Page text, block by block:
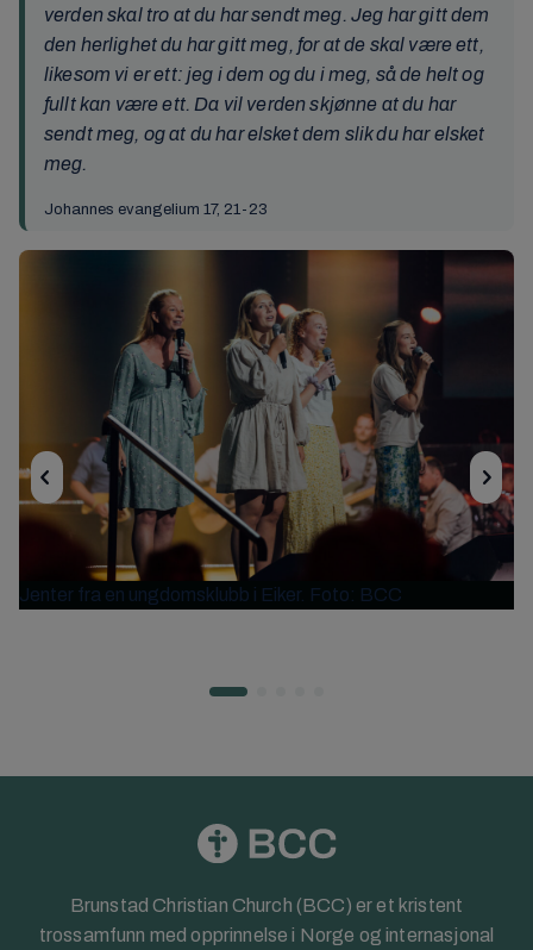
verden skal tro at du har sendt meg. Jeg har gitt dem
den herlighet du har gitt meg, for at de skal være ett,
likesom vi er ett: jeg i dem og du i meg, så de helt og
fullt kan være ett. Da vil verden skjønne at du har
sendt meg, og at du har elsket dem slik du har elsket
meg.
Johannes evangelium 17, 21-23
Jenter fra en ungdomsklubb i Eiker. Foto: BCC
Brunstad Christian Church (BCC) er et kristent
trossamfunn med opprinnelse i Norge og internasjonal